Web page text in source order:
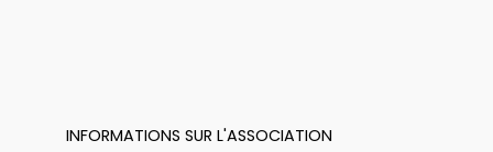
INFORMATIONS SUR L'ASSOCIATION